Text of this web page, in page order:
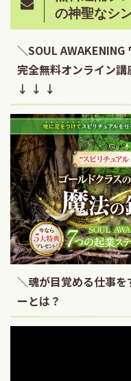
の神聖なシ
＼SOUL
完全無料オンライン
↓ ↓ ↓
＼魂が目覚める仕事を
ーとは？